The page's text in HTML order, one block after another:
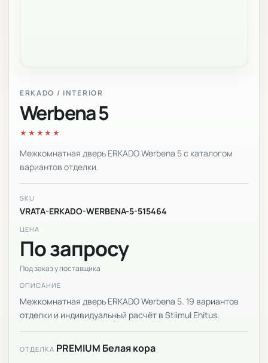
ERKADO / INTERIOR
Werbena 5
★★★★★
Межкомнатная дверь ERKADO Werbena 5 с каталогом
вариантов отделки.
SKU
VRATA-ERKADO-WERBENA-5-515464
ЦЕНА
По запросу
Под заказ у поставщика
ОПИСАНИЕ
Межкомнатная дверь ERKADO Werbena 5. 19 вариантов
отделки и индивидуальный расчёт в Stiimul Ehitus.
ОТДЕЛКА PREMIUM Белая кора